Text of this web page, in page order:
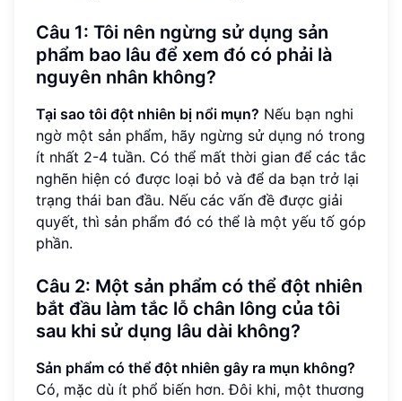
Câu 1: Tôi nên ngừng sử dụng sản
phẩm bao lâu để xem đó có phải là
nguyên nhân không?
Tại sao tôi đột nhiên bị nổi mụn? Nếu bạn nghi
ngờ một sản phẩm, hãy ngừng sử dụng nó trong
ít nhất 2-4 tuần. Có thể mất thời gian để các tắc
nghẽn hiện có được loại bỏ và để da bạn trở lại
trạng thái ban đầu. Nếu các vấn đề được giải
quyết, thì sản phẩm đó có thể là một yếu tố góp
phần.
Câu 2: Một sản phẩm có thể đột nhiên
bắt đầu làm tắc lỗ chân lông của tôi
sau khi sử dụng lâu dài không?
Sản phẩm có thể đột nhiên gây ra mụn không?
Có, mặc dù ít phổ biến hơn. Đôi khi, một thương